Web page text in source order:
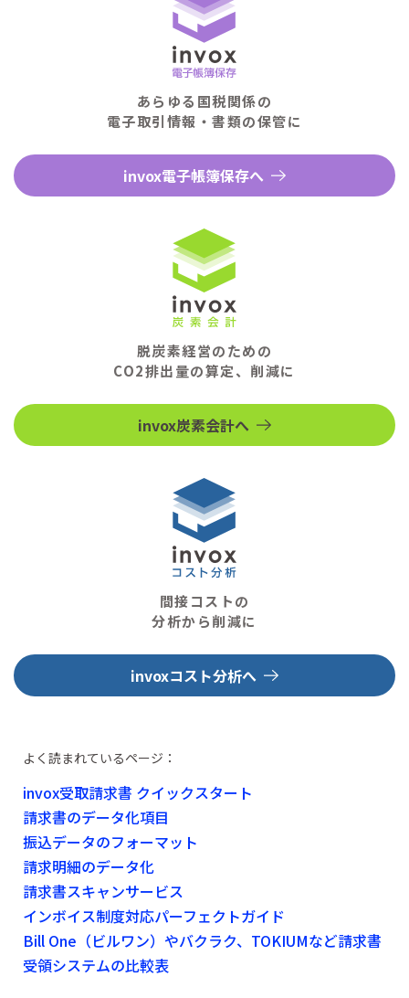
あらゆる国税関係の
電子取引情報・書類の保管に
invox電子帳簿保存へ
脱炭素経営のための
CO2排出量の算定、削減に
invox炭素会計へ
間接コストの
分析から削減に
invoxコスト分析へ
よく読まれているページ：
invox受取請求書 クイックスタート
請求書のデータ化項目
振込データのフォーマット
請求明細のデータ化
請求書スキャンサービス
インボイス制度対応パーフェクトガイド
Bill One（ビルワン）やバクラク、TOKIUMなど請求書
受領システムの比較表